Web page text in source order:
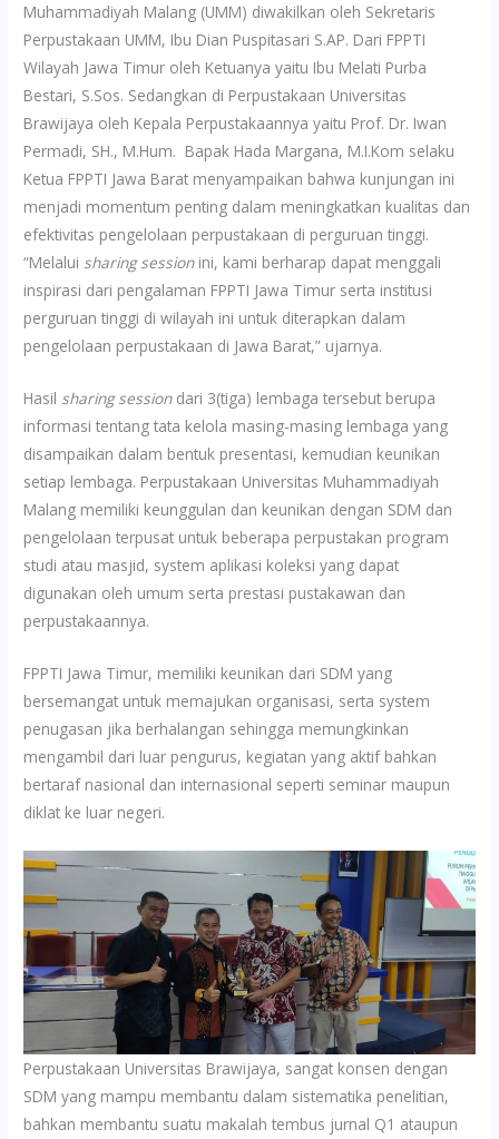
Muhammadiyah Malang (UMM) diwakilkan oleh Sekretaris
Perpustakaan UMM, Ibu Dian Puspitasari S.AP. Dari FPPTI
Wilayah Jawa Timur oleh Ketuanya yaitu Ibu Melati Purba
Bestari, S.Sos. Sedangkan di Perpustakaan Universitas
Brawijaya oleh Kepala Perpustakaannya yaitu Prof. Dr. Iwan
Permadi, SH., M.Hum. Bapak Hada Margana, M.I.Kom selaku
Ketua FPPTI Jawa Barat menyampaikan bahwa kunjungan ini
menjadi momentum penting dalam meningkatkan kualitas dan
efektivitas pengelolaan perpustakaan di perguruan tinggi.
“Melalui sharing sessionini, kami berharap dapat menggali
inspirasi dari pengalaman FPPTI Jawa Timur serta institusi
perguruan tinggi di wilayah ini untuk diterapkan dalam
pengelolaan perpustakaan di Jawa Barat,” ujarnya.
Hasil sharing session dari 3(tiga) lembaga tersebut berupa
informasi tentang tata kelola masing-masing lembaga yang
disampaikan dalam bentuk presentasi, kemudian keunikan
setiap lembaga. Perpustakaan Universitas Muhammadiyah
Malang memiliki keunggulan dan keunikan dengan SDM dan
pengelolaan terpusat untuk beberapa perpustakan program
studi atau masjid, system aplikasi koleksi yang dapat
digunakan oleh umum serta prestasi pustakawan dan
perpustakaannya.
FPPTI Jawa Timur, memiliki keunikan dari SDM yang
bersemangat untuk memajukan organisasi, serta system
penugasan jika berhalangan sehingga memungkinkan
mengambil dari luar pengurus, kegiatan yang aktif bahkan
bertaraf nasional dan internasional seperti seminar maupun
diklat ke luar negeri.
Perpustakaan Universitas Brawijaya, sangat konsen dengan
SDM yang mampu membantu dalam sistematika penelitian,
bahkan membantu suatu makalah tembus jurnal Q1 ataupun